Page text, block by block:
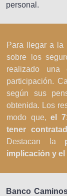
personal.
Para llegar a la
sobre los
realizado una
participación.
según sus
obtenida. Los
modo que,el
tener
Destacan la
implicación y el
Banco